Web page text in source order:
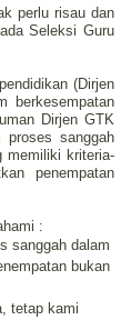
perlu risau dan
Seleksi Guru
(Dirjen
berkesempatan
Dirjen GTK
sanggah
memiliki kriteria-
penempatan
:
sanggah dalam
bukan
tetap kami